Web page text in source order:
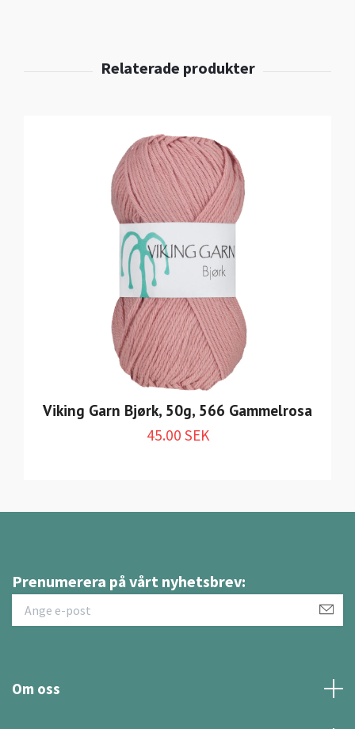
Viking Garn Bjørk, 50g, 566 Gammelrosa
45.00 SEK
Prenumerera på vårt nyhetsbrev:
Om oss